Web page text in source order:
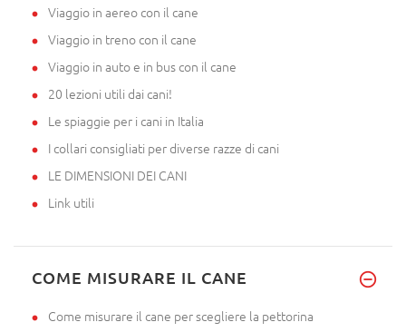
Viaggio in aereo con il cane
Viaggio in treno con il cane
Viaggio in auto e in bus con il cane
20 lezioni utili dai cani!
Le spiaggie per i cani in Italia
I collari consigliati per diverse razze di cani
LE DIMENSIONI DEI CANI
Link utili
COME MISURARE IL CANE
Come misurare il cane per scegliere la pettorina